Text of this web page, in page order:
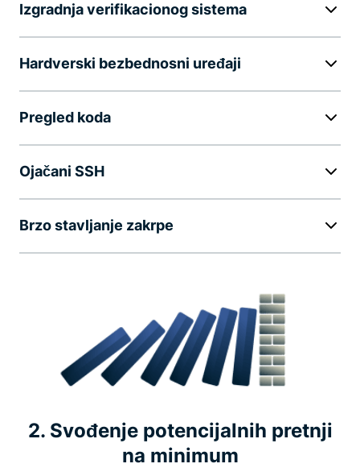
Izgradnja verifikacionog sistema
Hardverski bezbednosni uređaji
Pregled koda
Ojačani SSH
Brzo stavljanje zakrpe
2. Svođenje potencijalnih pretnji
na minimum